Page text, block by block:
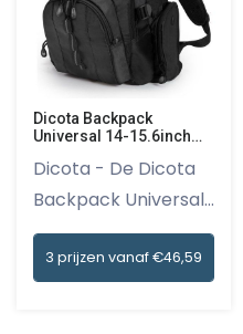
Dicota Backpack
Universal 14-15.6inch
Dicota - De Dicota
Backpack Universal
is ee...
3 prijzen vanaf €46,59